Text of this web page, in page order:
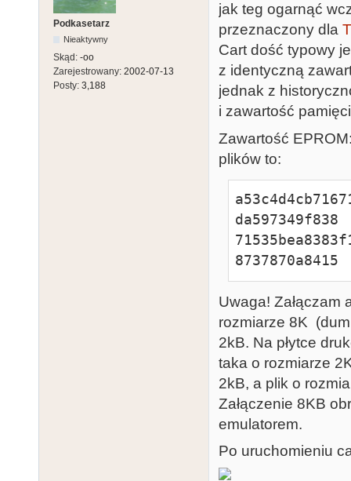
Podkasetarz
Nieaktywny
Skąd: -oo
Zarejestrowany: 2002-07-13
Posty: 3,188
jak teg ogarnąć
przeznaczony dla
Cart dość typowy
z identyczną
jednak z
i zawartość
Zawartość
plików to:
Uwaga! Załączam
rozmiarze 8K
2kB. Na płytce
taka o rozmiarze
2kB, a plik o
Załączenie 8KB
emulatorem.
Po uruchomieniu